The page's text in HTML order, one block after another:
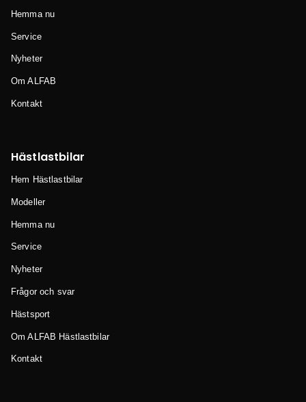
Hemma nu
Service
Nyheter
Om ALFAB
Kontakt
Hästlastbilar
Hem Hästlastbilar
Modeller
Hemma nu
Service
Nyheter
Frågor och svar
Hästsport
Om ALFAB Hästlastbilar
Kontakt